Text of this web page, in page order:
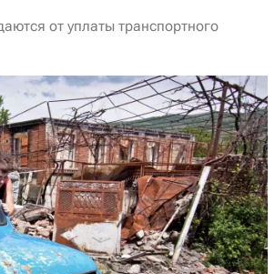
от уплаты транспортного